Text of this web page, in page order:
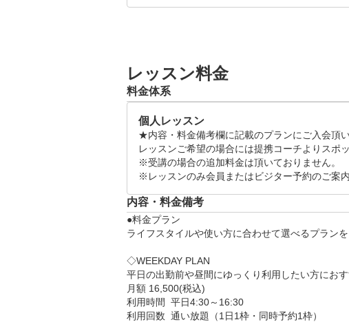
業で通い放題のため、ゴルフ練習やラウンドに
～リアルを追求したシミュレーションゴルフ～
船堀店ではプロゴルファーも愛用するトラック
距離はもちろん、ヘッドスピードやスピン量、
ータの確認や、スイング動画の撮影ができ、効
ます。
また、世界450以上のコースをラウンド可能。
ラウンド体験をぜひお楽しみください。
【施設利用体験受付時間】
月曜～金曜
土日祝
10:00～16:00
※スタッフの状況により受付可能時間が変
【ご予約の流れ】
楽天GORAにて初回の来店予約
↓
↓
15分ほどの施設説明の後、実際に施設を
↓
体験後、ご入会希望の月額プランをお伺
レッスン料金
料金体系
個人レッスン
★内容・料金備考欄に記載のプランにご入会頂い
レッスンご希望の場合には提携コーチよりスポ
※受講の場合の追加料金は頂いておりません。
※レッスンのみ会員またはビジター予約のご案
内容・料金備考
●料金プラン
ライフスタイルや使い方に合わせて選べるプランを
◇WEEKDAY PLAN
平日の出勤前や昼間にゆっくり利用したい方におす
月額 16,500(税込)
利用時間	平日4:30～16:30
利用回数	通い放題（1日1枠・同時予約1枠）